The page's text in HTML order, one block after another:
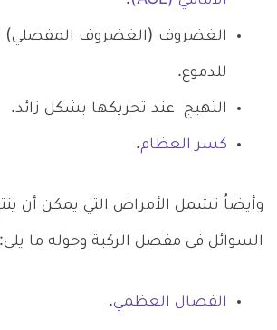
الغضروف (الغضروف المفصلي)
للدموع.
التهيج عند تحريكها بشكل زائد.
كسر العظام.
وأيضاُ تشمل الأمراض التي يمكن أن
السوائل في مفصل الركبة وحوله ما يلي:
الفصال العظمي.